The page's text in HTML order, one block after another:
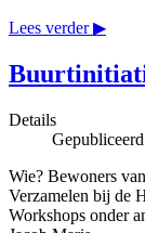
Lees verder ▶
Details
Wie? Bewoners
Verzamelen bij de
Workshops onder